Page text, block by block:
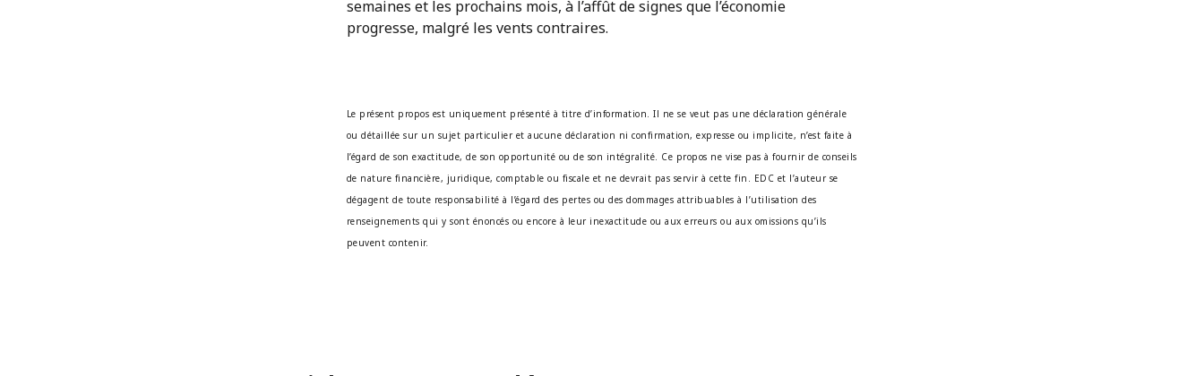
semaines et les prochains mois, à l’affût de signes que l’économie
progresse, malgré les vents contraires.
Le présent propos est uniquement présenté à titre d’information. Il ne se veut pas une déclaration générale
ou détaillée sur un sujet particulier et aucune déclaration ni confirmation, expresse ou implicite, n’est faite à
l’égard de son exactitude, de son opportunité ou de son intégralité. Ce propos ne vise pas à fournir de conseils
de nature financière, juridique, comptable ou fiscale et ne devrait pas servir à cette fin. EDC et l’auteur se
dégagent de toute responsabilité à l’égard des pertes ou des dommages attribuables à l’utilisation des
renseignements qui y sont énoncés ou encore à leur inexactitude ou aux erreurs ou aux omissions qu’ils
peuvent contenir.